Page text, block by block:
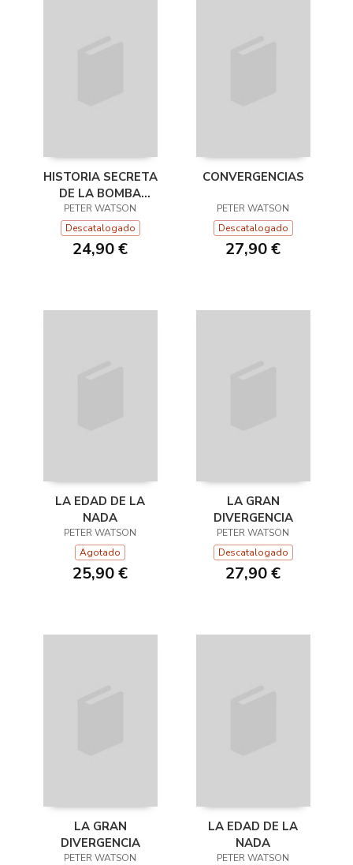
HISTORIA SECRETA
DE LA BOMBA
ATÓMICA
PETER WATSON
Descatalogado
24,90 €
CONVERGENCIAS
PETER WATSON
Descatalogado
27,90 €
LA EDAD DE LA
NADA
PETER WATSON
Agotado
25,90 €
LA GRAN
DIVERGENCIA
PETER WATSON
Descatalogado
27,90 €
LA GRAN
DIVERGENCIA
PETER WATSON
LA EDAD DE LA
NADA
PETER WATSON